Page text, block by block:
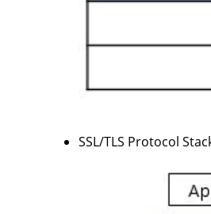
SSL/TLS Protocol